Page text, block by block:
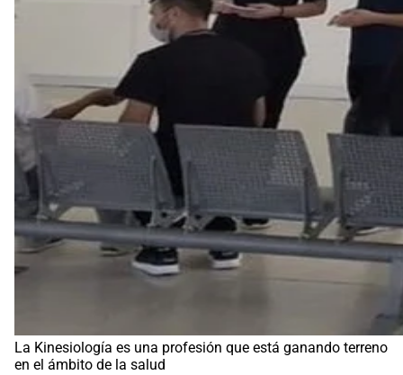
La Kinesiología es una profesión que está ganando terreno
en el ámbito de la salud